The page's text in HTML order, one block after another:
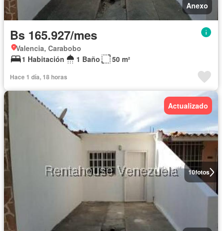
Anexo
Bs 165.927/mes
Valencia, Carabobo
1 Habitación
1 Baño 50 m²
Hace 1 día, 18 horas
10fotos
Actualizado